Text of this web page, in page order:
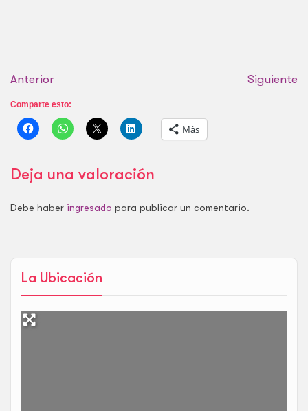
La Ubicación
Anterior Siguiente
Comparte esto:
Más
Deja una valoración
Debe haber ingresado para publicar un comentario.